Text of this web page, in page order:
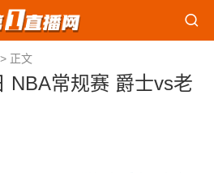
> 正文
NBA常规赛 爵士vs老